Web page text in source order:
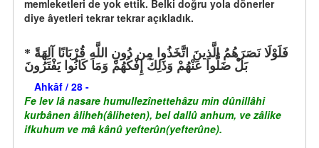
memleketleri de yok ettik. Belki doğru yola dönerler
diye âyetleri tekrar tekrar açıkladık.
بَلْ ضَلُّوا عَنْهُمْ وَذَلِكَ إِفْكُهُمْ وَمَا كَانُوا يَفْتَرُونَ
Ahkâf / 28 -
Fe lev lâ nasare humullezînettehâzu min dûnillâhi
kurbânen âliheh(âliheten), bel dallû anhum, ve zâlike
ifkuhum ve mâ kânû yefterûn(yefterûne).